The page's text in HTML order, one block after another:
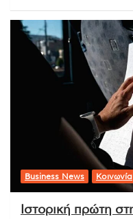
Business News Κοινωνία
Ιστορική πρώτη